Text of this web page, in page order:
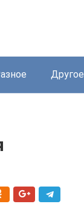
Другое